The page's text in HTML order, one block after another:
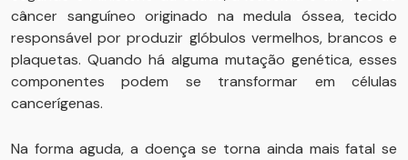
câncer sanguíneo originado na medula óssea, tecido
responsável por produzir glóbulos vermelhos, brancos e
plaquetas. Quando há alguma mutação genética, esses
componentes podem se transformar em células
cancerígenas.
Na forma aguda, a doença se torna ainda mais fatal se